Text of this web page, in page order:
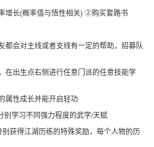
长(概率值与悟性相关) ②购买套路书
都会对主线或者支线有一定的帮助，招募队
在出生点右侧进行任意门派的任意技能学
属性成长并能开启轻功
学习不同强力程度的武学/天赋
获得江湖历练的特殊奖励，每个人物的历